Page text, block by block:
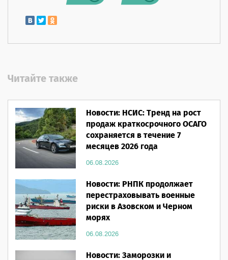
Читайте также
Новости: НСИС: Тренд на рост
продаж краткосрочного ОСАГО
сохраняется в течение 7
месяцев 2026 года
06.08.2026
Новости: РНПК продолжает
перестраховывать военные
риски в Азовском и Черном
морях
06.08.2026
Новости: Заморозки и